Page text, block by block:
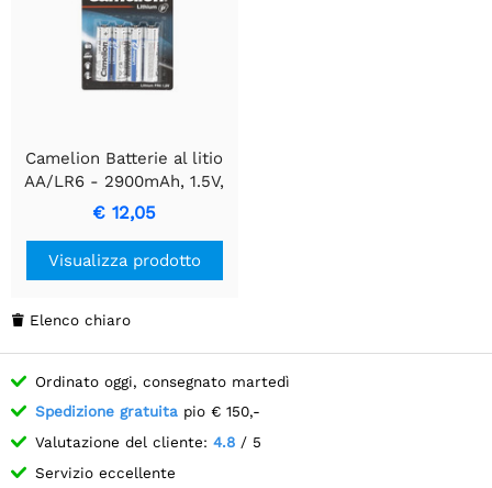
Camelion Batterie al litio
AA/LR6 - 2900mAh, 1.5V,
confezione da 4.
€ 12,05
Visualizza prodotto
 Elenco chiaro
Ordinato oggi, consegnato martedì
Spedizione gratuita pio € 150,-
Valutazione del cliente: 4.8 / 5
Servizio eccellente